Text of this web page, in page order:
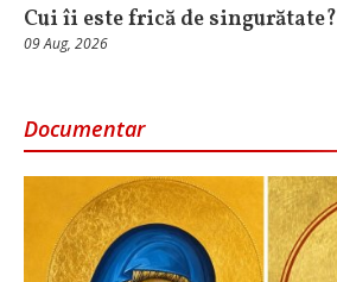
Cui îi este frică de singurătate?
09 Aug, 2026
Documentar